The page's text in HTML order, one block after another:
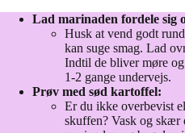
Lad marinaden fordele sig
Husk at vend godt
kan suge smag. Lad
Indtil de bliver møre
1-2 gange undervejs.
Prøv med sød kartoffel:
Er du ikke overbevist
skuffen? Vask og skær